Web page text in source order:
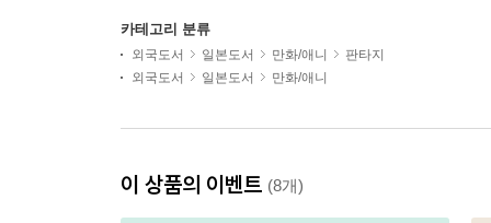
카테고리 분류
외국도서 일본도서 만화/애니
판타지
외국도서
일본도서 만화/애니
이 상품의 이벤트 (8개)